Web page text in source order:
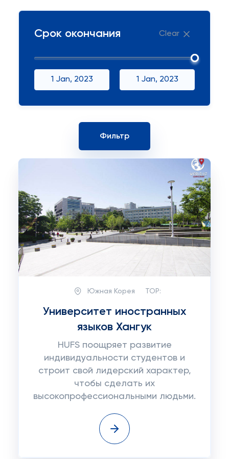
Срок окончания Clear
1 Jan, 2023 1 Jan, 2023
Южная Корея TOP:
Университет иностранных
языков Хангук
HUFS поощряет развитие
индивидуальности студентов и
строит свой лидерский характер,
чтобы сделать их
высокопрофессиональными людьми.